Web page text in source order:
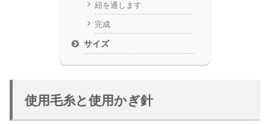
紐を通します
完成
サイズ
使用毛糸と使用かぎ針